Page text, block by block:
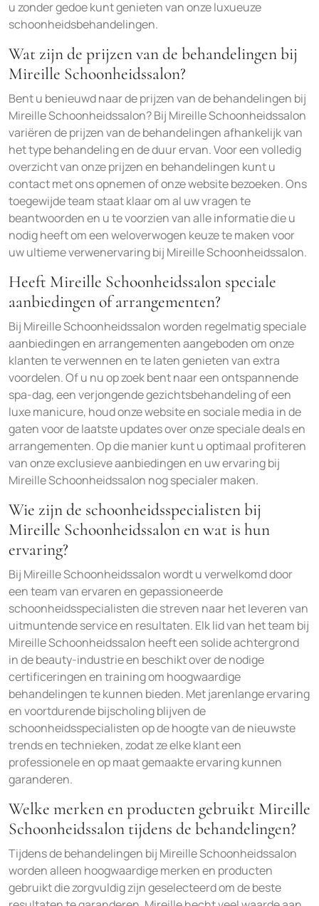
u zonder gedoe kunt genieten van onze luxueuze
schoonheidsbehandelingen.
Wat zijn de prijzen van de behandelingen bij
Mireille Schoonheidssalon?
Bent u benieuwd naar de prijzen van de behandelingen bij
Mireille Schoonheidssalon? Bij Mireille Schoonheidssalon
variëren de prijzen van de behandelingen afhankelijk van
het type behandeling en de duur ervan. Voor een volledig
overzicht van onze prijzen en behandelingen kunt u
contact met ons opnemen of onze website bezoeken. Ons
toegewijde team staat klaar om al uw vragen te
beantwoorden en u te voorzien van alle informatie die u
nodig heeft om een weloverwogen keuze te maken voor
uw ultieme verwenervaring bij Mireille Schoonheidssalon.
Heeft Mireille Schoonheidssalon speciale
aanbiedingen of arrangementen?
Bij Mireille Schoonheidssalon worden regelmatig speciale
aanbiedingen en arrangementen aangeboden om onze
klanten te verwennen en te laten genieten van extra
voordelen. Of u nu op zoek bent naar een ontspannende
spa-dag, een verjongende gezichtsbehandeling of een
luxe manicure, houd onze website en sociale media in de
gaten voor de laatste updates over onze speciale deals en
arrangementen. Op die manier kunt u optimaal profiteren
van onze exclusieve aanbiedingen en uw ervaring bij
Mireille Schoonheidssalon nog specialer maken.
Wie zijn de schoonheidsspecialisten bij
Mireille Schoonheidssalon en wat is hun
ervaring?
Bij Mireille Schoonheidssalon wordt u verwelkomd door
een team van ervaren en gepassioneerde
schoonheidsspecialisten die streven naar het leveren van
uitmuntende service en resultaten. Elk lid van het team bij
Mireille Schoonheidssalon heeft een solide achtergrond
in de beauty-industrie en beschikt over de nodige
certificeringen en training om hoogwaardige
behandelingen te kunnen bieden. Met jarenlange ervaring
en voortdurende bijscholing blijven de
schoonheidsspecialisten op de hoogte van de nieuwste
trends en technieken, zodat ze elke klant een
professionele en op maat gemaakte ervaring kunnen
garanderen.
Welke merken en producten gebruikt Mireille
Schoonheidssalon tijdens de behandelingen?
Tijdens de behandelingen bij Mireille Schoonheidssalon
worden alleen hoogwaardige merken en producten
gebruikt die zorgvuldig zijn geselecteerd om de beste